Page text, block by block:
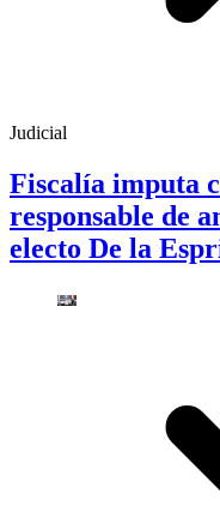
Judicial
Fiscalía imputa
responsable de
electo De la